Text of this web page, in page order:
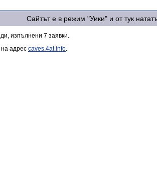
Сайтът е в режим "Уики" и от тук
изпълнени 7 заявки.
адрес caves.4at.info.